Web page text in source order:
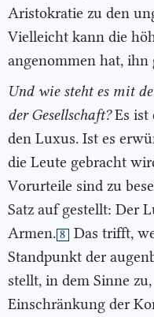
Aristokratie zu den
Vielleicht kann die
angenommen hat, ihn
Und wie steht es mit
der Gesellschaft?Es ist
den Luxus. Ist es
die Leute gebracht
Vorurteile sind zu
Satz auf gestellt: Der
Armen. 8
Das trifft,
Standpunkt der
stellt, in dem Sinne
Einschränkung der